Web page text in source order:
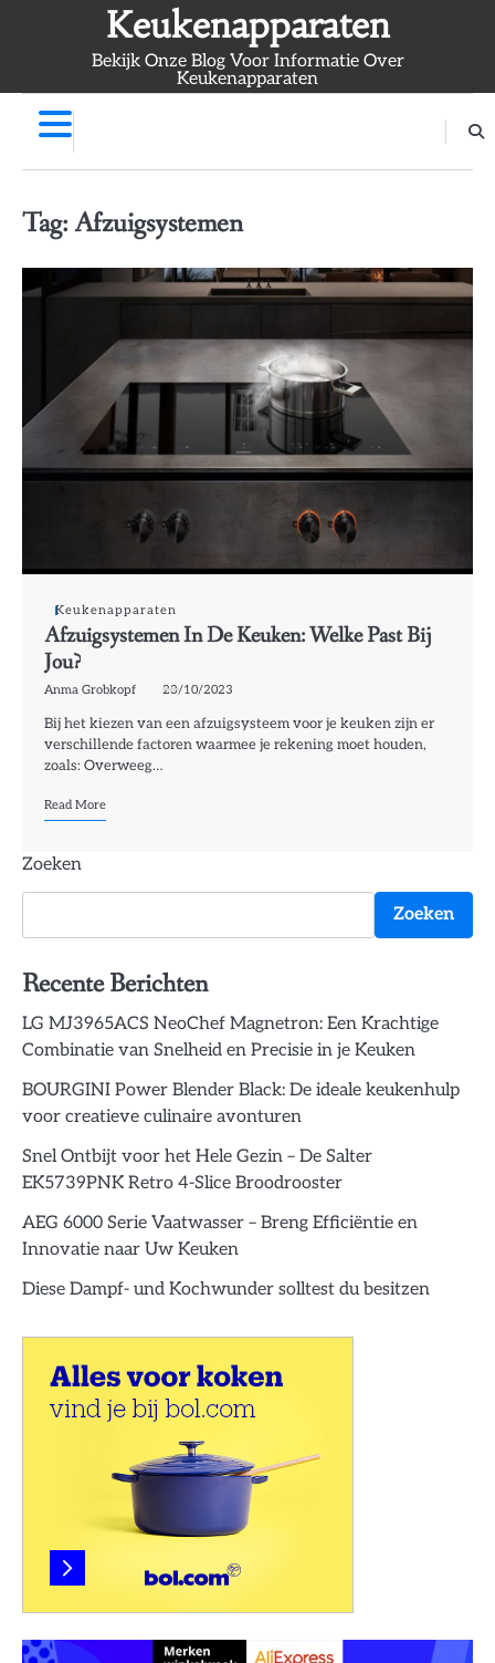
Keukenapparaten
Bekijk Onze Blog Voor Informatie Over
Keukenapparaten
Tag:Afzuigsystemen
Keukenapparaten
Afzuigsystemen In De Keuken: Welke Past Bij
Jou?
Anma Grobkopf 23/10/2023
Bij het kiezen van een afzuigsysteem voor je keuken zijn er
verschillende factoren waarmee je rekening moet houden,
zoals: Overweeg…
Read More
Zoeken
Zoeken
Recente Berichten
LG MJ3965ACS NeoChef Magnetron: Een Krachtige
Combinatie van Snelheid en Precisie in je Keuken
BOURGINI Power Blender Black: De ideale keukenhulp
voor creatieve culinaire avonturen
Snel Ontbijt voor het Hele Gezin – De Salter
EK5739PNK Retro 4-Slice Broodrooster
AEG 6000 Serie Vaatwasser – Breng Efficiëntie en
Innovatie naar Uw Keuken
Diese Dampf- und Kochwunder solltest du besitzen